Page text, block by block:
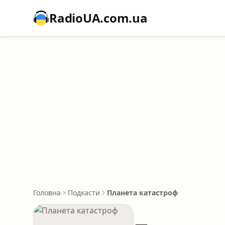
RadioUA.com.ua
Головна Подкасти Планета катастроф